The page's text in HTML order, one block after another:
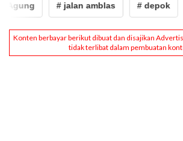
# jalan amblas # depok